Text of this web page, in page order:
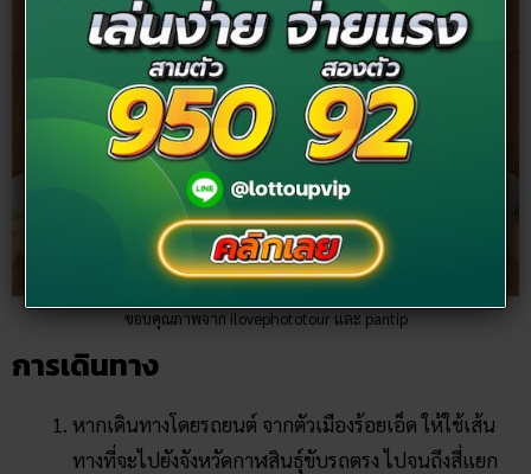
ขอบคุณภาพจาก ilovephototour และ pantip
การเดินทาง
หากเดินทางโดยรถยนต์ จากตัวเมืองร้อยเอ็ด ให้ใช้เส้น
ทางที่จะไปยังจังหวัดกาฬสินธุ์ขับรถตรง ไปจนถึงสี่แยก